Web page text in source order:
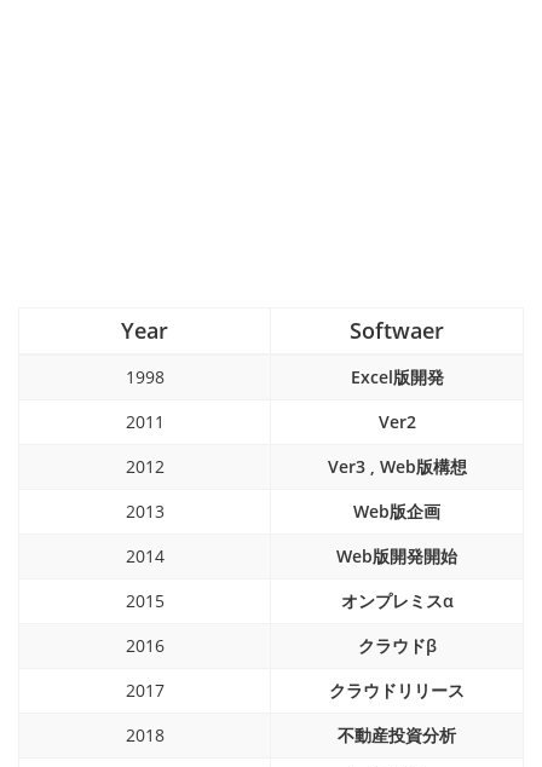
Year Softwaer
1998
Excel版開発
2011
Ver2
2012
Ver3 , Web版構想
2013
Web版企画
2014
Web版開発開始
2015
オンプレミスα
2016
クラウドβ
2017
クラウドリリース
2018
不動産投資分析